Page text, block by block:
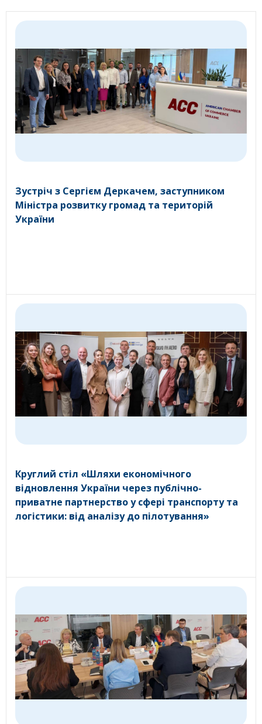
Зустріч з Сергієм Деркачем, заступником
Міністра розвитку громад та територій
України
Круглий стіл «Шляхи економічного
відновлення України через публічно-
приватне партнерство у сфері транспорту та
логістики: від аналізу до пілотування»